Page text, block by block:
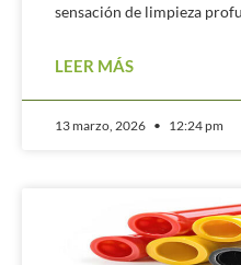
sensación de limpieza
LEER MÁS
13 marzo, 2026 12:24 pm